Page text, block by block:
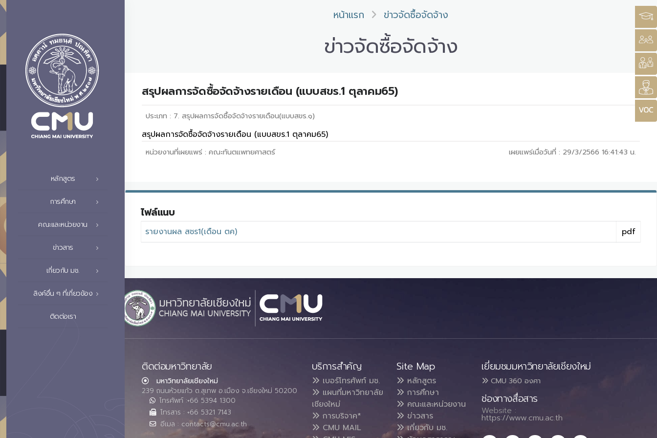
หลักสูตร
การศึกษา
คณะและหน่วยงาน
ข่าวสาร
เกี่ยวกับ มช.
ลิงค์อื่น ๆ ที่เกี่ยวข้อง
ติดต่อเรา
หน้าแรก ข่าวจัดซื้อจัดจ้าง
ข่าวจัดซื้อจัดจ้าง
สรุปผลการจัดซื้อจัดจ้างรายเดือน (แบบสขร.1 ตุลาคม65)
ประเภท : 7. สรุปผลการจัดซื้อจัดจ้างรายเดือน(แบบสขร.๑)
สรุปผลการจัดซื้อจัดจ้างรายเดือน (แบบสขร.1 ตุลาคม65)
หน่วยงานที่เผยแพร่ : คณะทันตแพทยศาสตร์ เผยแพร่เมื่อวันที่ : 29/3/2566 16:41:43 น.
ไฟล์แนบ
รายงานผล สชร1(เดือน ตค) pdf
ติดต่อมหาวิทยาลัย
มหาวิทยาลัยเชียงใหม่
239 ถนนห้วยแก้ว ต.สุเทพ อ.เมือง จ.เชียงใหม่ 50200
โทรศัพท์ :+66 5394 1300
โทรสาร : +66 5321 7143
อีเมล : contacts@cmu.ac.th
บริการสำคัญ
เบอร์โทรศัพท์ มช.
แผนที่มหาวิทยาลัย
เชียงใหม่
การบริจาค*
CMU MAIL
Site Map
หลักสูตร
การศึกษา
คณะและหน่วยงาน
ข่าวสาร
เกี่ยวกับ มช.
เยี่ยมชมมหาวิทยาลัยเชียงใหม่
CMU 360 องศา
ช่องทางสื่อสาร
Website :
https://www.cmu.ac.th